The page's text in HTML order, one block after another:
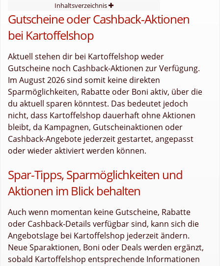
Inhaltsverzeichnis
Gutscheine oder Cashback-Aktionen
bei Kartoffelshop
Aktuell stehen dir bei Kartoffelshop weder
Gutscheine noch Cashback-Aktionen zur Verfügung.
Im August 2026 sind somit keine direkten
Sparmöglichkeiten, Rabatte oder Boni aktiv, über die
du aktuell sparen könntest. Das bedeutet jedoch
nicht, dass Kartoffelshop dauerhaft ohne Aktionen
bleibt, da Kampagnen, Gutscheinaktionen oder
Cashback-Angebote jederzeit gestartet, angepasst
oder wieder aktiviert werden können.
Spar-Tipps, Sparmöglichkeiten und
Aktionen im Blick behalten
Auch wenn momentan keine Gutscheine, Rabatte
oder Cashback-Details verfügbar sind, kann sich die
Angebotslage bei Kartoffelshop jederzeit ändern.
Neue Sparaktionen, Boni oder Deals werden ergänzt,
sobald Kartoffelshop entsprechende Informationen